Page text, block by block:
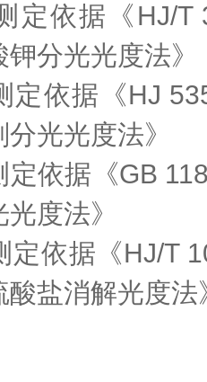
定依据《HJ/
钾分光光度法》
定依据《HJ
光光度法》
定依据《GB
度法》
定依据《HJ/T
酸盐消解光度法